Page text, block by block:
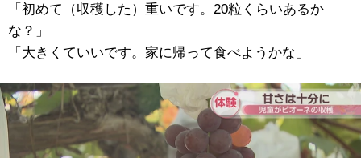
「初めて（収穫した）重いです。20粒くらいあるか
な？」
「大きくていいです。家に帰って食べようかな」